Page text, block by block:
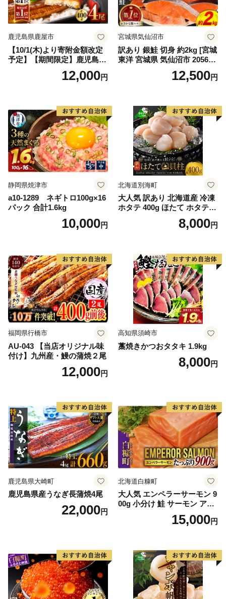
鹿児島県鹿屋市
【10/1(木)より寄附金額改定
予定】【期間限定】鹿児島県
大隅産うなぎ蒲焼4尾（400
g） KN007-02312,000円
宮城県気仙沼市
訳あり 銀鮭 切身 約2kg [宮城
東洋 宮城県 気仙沼市 205649
91] 鮭 魚介類 海鮮 訳アリ 規
格外 不揃い さけ サケ 鮭切身
切り身 魚 わけあり
12,500円
静岡県焼津市
a10-1289 ネギトロ100g×16
パック 合計1.6kg
10,000円
北海道別海町
大人気 訳あり 北海道産 冷凍
ホタテ 400g ほたて ホタテ
8,000円
福岡県行橋市
AU-043 【当店オリジナル味
付け】九州産・鰻の蒲焼２尾
12,000円
高知県須崎市
藁焼きかつおタタキ 1.9kg
8,000円
鹿児島県大崎町
鹿児島県産うなぎ長蒲焼4尾
22,000円
北海道白糠町
大人気 エンペラーサーモン 9
00g 小分け 鮭 サーモン アト
ランティックサーモン 水産
庁長官賞 受賞 さけ シャケ し
満足 美味しい 贈答 生食用 刺
身 お刺身 刺し身 魚介類 海鮮
冷凍 厚切り 薄切り ふるさと
納税 ふるさとチョイス チョ
イス 北海道 白糠町
15,000円